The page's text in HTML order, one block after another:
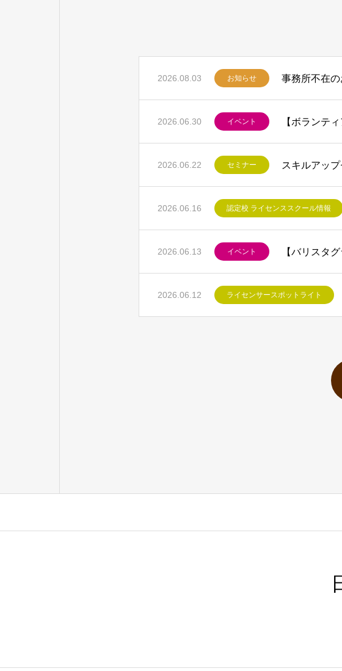
2026.08.03 お知らせ 事務所不在
2026.06.30 イベント 【ボランテ
2026.06.22 セミナー スキルアッ
2026.06.16 認定校 ライセンススクール情報
2026.06.13 イベント 【バリスタ
2026.06.12 ライセンサースポットライト